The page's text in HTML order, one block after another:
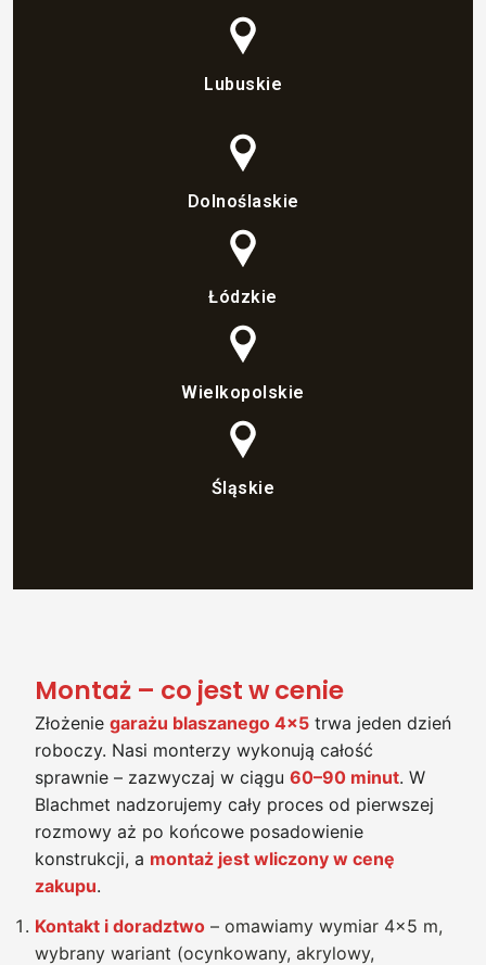
Lubuskie
Dolnoślaskie
Łódzkie
Wielkopolskie
Śląskie
Montaż – co jest w cenie
Złożenie garażu blaszanego 4×5 trwa jeden dzień
roboczy. Nasi monterzy wykonują całość
sprawnie – zazwyczaj w ciągu 60–90 minut. W
Blachmet nadzorujemy cały proces od pierwszej
rozmowy aż po końcowe posadowienie
konstrukcji, a montaż jest wliczony w cenę
zakupu.
Kontakt i doradztwo – omawiamy wymiar 4×5 m,
wybrany wariant (ocynkowany, akrylowy,